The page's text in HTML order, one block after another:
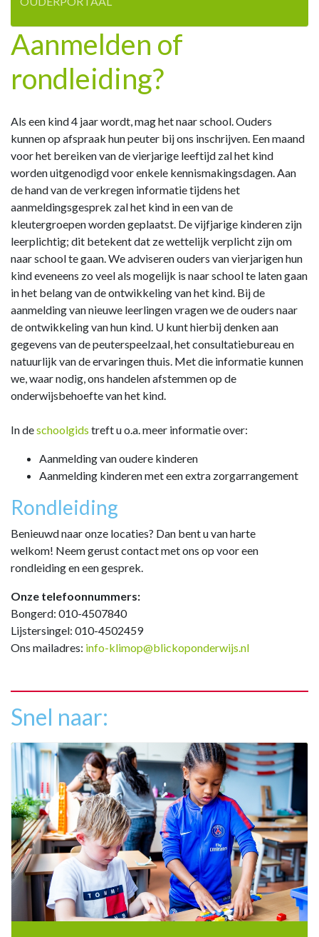
Aanmelden of
rondleiding?
Als een kind 4 jaar wordt, mag het naar school. Ouders
kunnen op afspraak hun peuter bij ons inschrijven. Een maand
voor het bereiken van de vierjarige leeftijd zal het kind
worden uitgenodigd voor enkele kennismakingsdagen. Aan
de hand van de verkregen informatie tijdens het
aanmeldingsgesprek zal het kind in een van de
kleutergroepen worden geplaatst. De vijfjarige kinderen zijn
leerplichtig; dit betekent dat ze wettelijk verplicht zijn om
naar school te gaan. We adviseren ouders van vierjarigen hun
kind eveneens zo veel als mogelijk is naar school te laten gaan
in het belang van de ontwikkeling van het kind. Bij de
aanmelding van nieuwe leerlingen vragen we de ouders naar
de ontwikkeling van hun kind. U kunt hierbij denken aan
gegevens van de peuterspeelzaal, het consultatiebureau en
natuurlijk van de ervaringen thuis. Met die informatie kunnen
we, waar nodig, ons handelen afstemmen op de
onderwijsbehoefte van het kind.
In deschoolgids treft u o.a. meer informatie over:
Aanmelding van oudere kinderen
Aanmelding kinderen met een extra zorgarrangement
Rondleiding
Benieuwd naar onze locaties? Dan bent u van harte
welkom! Neem gerust contact met ons op voor een
rondleiding en een gesprek.
Onze telefoonnummers:
Bongerd: 010-4507840
Lijstersingel: 010-4502459
Ons mailadres: info-klimop@blickoponderwijs.nl
Snel naar: